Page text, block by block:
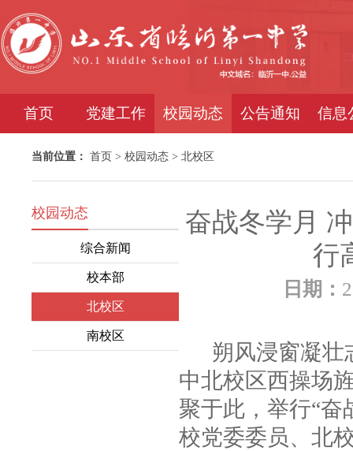
首页 党建工作 校园动态 公告通知 信息
当前位置： 首页 > 校园动态 > 北校区
校园动态
综合新闻
校本部
北校区
南校区
奋战冬学月
行
日期：
朔风浸窗凝壮
中北校区西操场
聚于此，举行“奋
校党委委员、北